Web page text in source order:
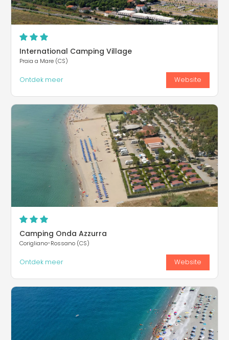
International Camping Village
Praia a Mare (CS)
Ontdek meer Website
Camping Onda Azzurra
Corigliano-Rossano (CS)
Ontdek meer Website